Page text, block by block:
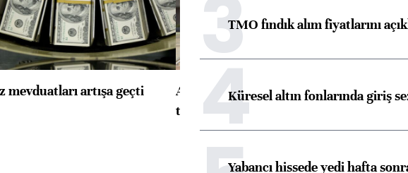
mevduatları artışa geçti
ABD'de konut başlangıçları
toparlandı
3TMO fındık alım fiyatlarını
4Küresel altın fonlarında giriş
Yabancı hissede yedi hafta